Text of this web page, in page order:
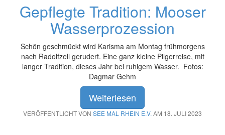
Gepflegte Tradition: Mooser
Wasserprozession
Schön geschmückt wird Karisma am Montag frühmorgens
nach Radolfzell gerudert. Eine ganz kleine Pilgerreise, mit
langer Tradition, dieses Jahr bei ruhigem Wasser. Fotos:
Dagmar Gehm
Weiterlesen
VERÖFFENTLICHT VON SEE MAL RHEIN E.V. AM 18. JULI 2023